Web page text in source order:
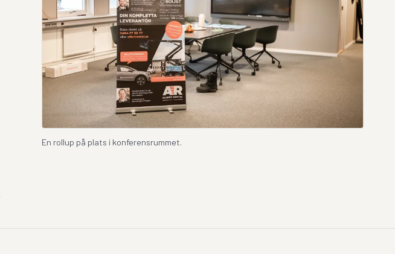
En rollup på plats i konferensrummet.